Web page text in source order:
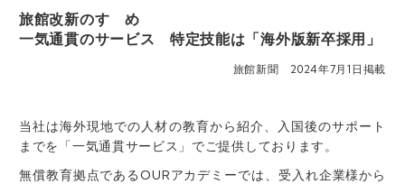
旅館改新のすゝめ
一気通貫のサービス 特定技能は「海外版新卒採用」
旅館新聞 2024年7月1日掲載
当社は海外現地での人材の教育から紹介、入国後のサポート
までを「一気通貫サービス」でご提供しております。
無償教育拠点であるOURアカデミーでは、受入れ企業様から